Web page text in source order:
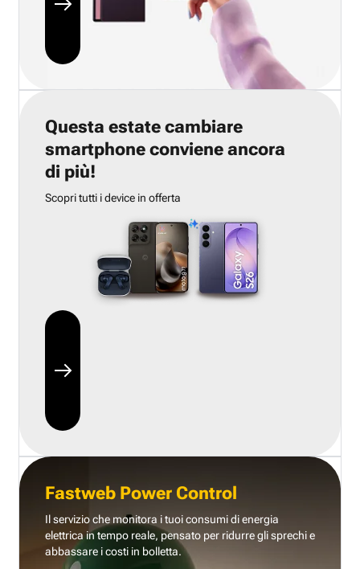
Questa estate cambiare
smartphone conviene ancora
di più!
Scopri tutti i device in offerta
Fastweb Power Control
Il servizio che monitora i tuoi consumi di energia
elettrica in tempo reale, pensato per ridurre gli sprechi e
abbassare i costi in bolletta.